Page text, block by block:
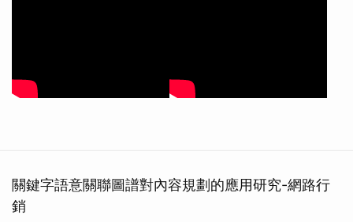
關鍵字語意關聯圖譜對內容規劃的應用研究-網路行
銷